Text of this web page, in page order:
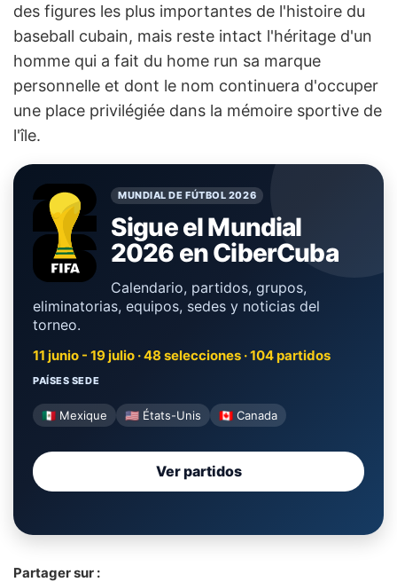
des figures les plus importantes de l'histoire du
baseball cubain, mais reste intact l'héritage d'un
homme qui a fait du home run sa marque
personnelle et dont le nom continuera d'occuper
une place privilégiée dans la mémoire sportive de
l'île.
MUNDIAL DE FÚTBOL 2026
Sigue el Mundial
2026 en CiberCuba
Calendario, partidos, grupos,
eliminatorias, equipos, sedes y noticias del
torneo.
11 junio - 19 julio · 48 selecciones · 104 partidos
PAÍSES SEDE
🇲🇽 Mexique 🇺🇸 États-Unis 🇨🇦 Canada
Ver partidos
Partager sur :